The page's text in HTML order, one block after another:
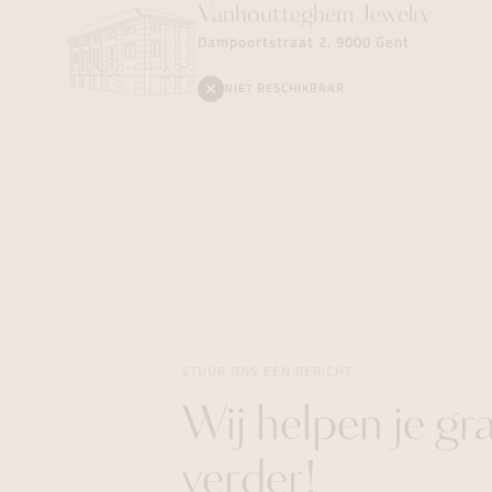
Vanhoutteghem Jewelry
Dampoortstraat 2, 9000 Gent
NIET BESCHIKBAAR
Wij helpen je